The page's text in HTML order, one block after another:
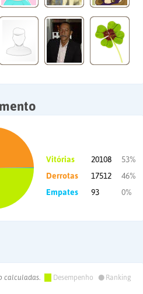
Vitórias 20108
53%
Derrotas
17512
46%
Empates
93 0%
calculadas. Desempenho •
Ranking